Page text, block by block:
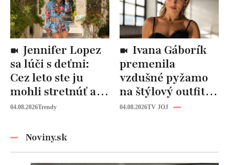
sa lúči s deťmi:
Cez leto ste ju
mohli stretnúť aj
vy!
04.08.2026Trendy
premenila
vzdušné pyžamo
na štýlový outfit:
Tento trik vás
04.08.2026TV JOJ
Noviny.sk